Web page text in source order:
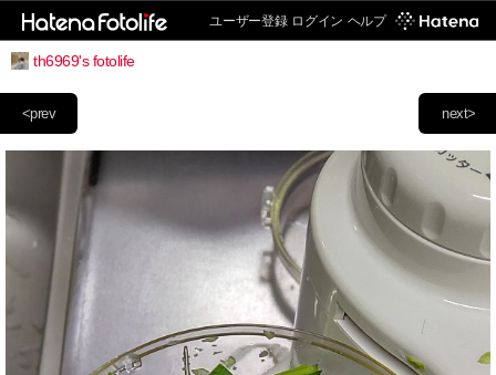
ユーザー登録 ログイン ヘルプ
th6969's fotolife
next>
<prev